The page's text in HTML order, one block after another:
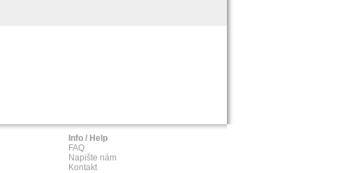
Info / Help
FAQ
Napište nám
Kontakt